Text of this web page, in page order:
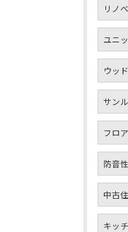
リノ
ユニ
ウッ
サン
フロ
防音性
中古
キッ